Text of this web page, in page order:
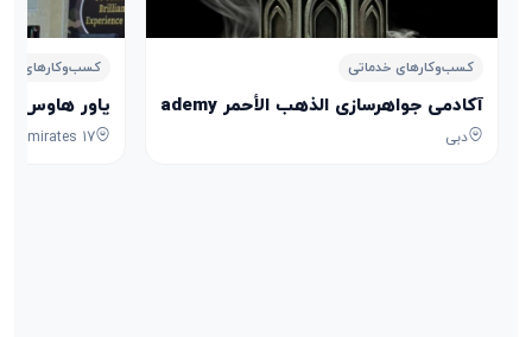
کسب‌وکارهای خدماتی
آکادمی جواهرسازی الذهب الأحمر Aldhahab Alahmar Jewelry Academy
دبی
کسب‌وکارهای
پاور هاوس POWER HOUSE